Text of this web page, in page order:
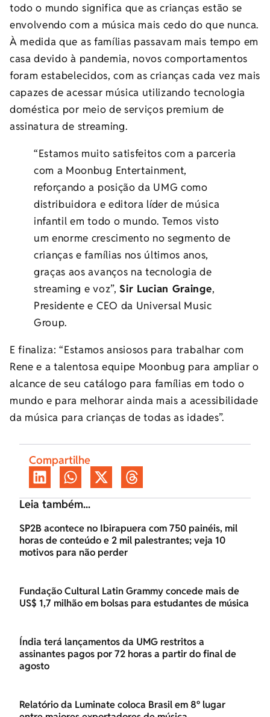
todo o mundo significa que as crianças estão se
envolvendo com a música mais cedo do que nunca.
À medida que as famílias passavam mais tempo em
casa devido à pandemia, novos comportamentos
foram estabelecidos, com as crianças cada vez mais
capazes de acessar música utilizando tecnologia
doméstica por meio de serviços premium de
assinatura de streaming.
“Estamos muito satisfeitos com a parceria
com a Moonbug Entertainment,
reforçando a posição da UMG como
distribuidora e editora líder de música
infantil em todo o mundo. Temos visto
um enorme crescimento no segmento de
crianças e famílias nos últimos anos,
graças aos avanços na tecnologia de
streaming e voz”,Sir Lucian Grainge,
Presidente e CEO da Universal Music
Group.
E finaliza: “Estamos ansiosos para trabalhar com
Rene e a talentosa equipe Moonbug para ampliar o
alcance de seu catálogo para famílias em todo o
mundo e para melhorar ainda mais a acessibilidade
da música para crianças de todas as idades”.
Compartilhe
Leia também...
SP2B acontece no Ibirapuera com 750 painéis, mil
horas de conteúdo e 2 mil palestrantes; veja 10
motivos para não perder
Fundação Cultural Latin Grammy concede mais de
US$ 1,7 milhão em bolsas para estudantes de música
Índia terá lançamentos da UMG restritos a
assinantes pagos por 72 horas a partir do final de
agosto
Relatório da Luminate coloca Brasil em 8º lugar